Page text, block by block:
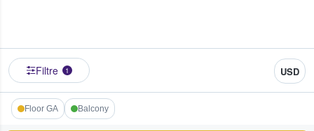
Filtre 1 USD
Floor GA Balcony